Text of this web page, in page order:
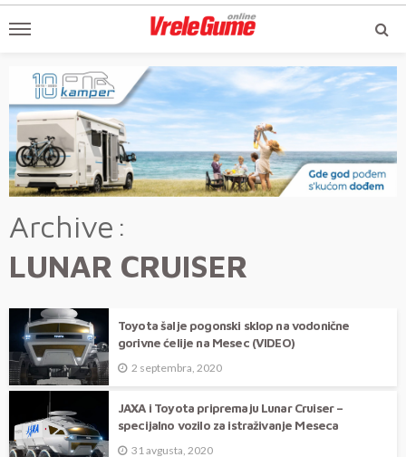
Archive
LUNAR CRUISER
Toyota šalje pogonski sklop na vodonične
gorivne ćelije na Mesec (VIDEO)
2 septembra, 2020
JAXA i Toyota pripremaju Lunar Cruiser –
specijalno vozilo za istraživanje Meseca
31 avgusta, 2020